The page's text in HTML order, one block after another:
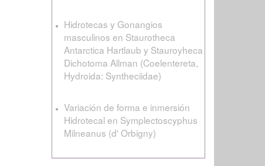
Hidrotecas y Gonangios
masculinos en Staurotheca
Antarctica Hartlaub y Stauroyheca
Dichotoma Allman (Coelentereta,
Hydroida: Syntheciidae)
Variación de forma e inmersión
Hidrotecal en Symplectoscyphus
Milneanus (d' Orbigny)